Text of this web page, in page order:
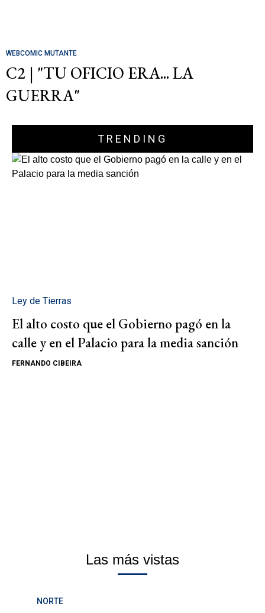
WEBCOMIC MUTANTE
C2 | "TU OFICIO ERA... LA
GUERRA"
TRENDING
Ley de Tierras
El alto costo que el Gobierno pagó en la
calle y en el Palacio para la media sanción
FERNANDO CIBEIRA
Las más vistas
NORTE